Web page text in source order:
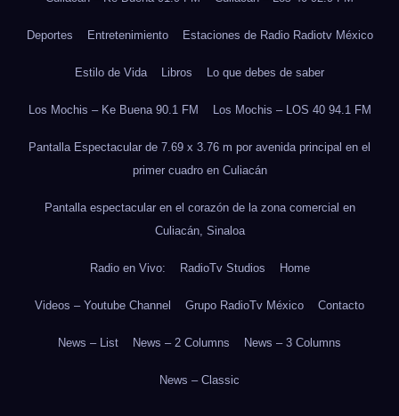
Deportes Entretenimiento Estaciones de Radio Radiotv México
Estilo de Vida Libros Lo que debes de saber
Los Mochis – Ke Buena 90.1 FM Los Mochis – LOS 40 94.1 FM
Pantalla Espectacular de 7.69 x 3.76 m por avenida principal en el
primer cuadro en Culiacán
Pantalla espectacular en el corazón de la zona comercial en
Culiacán, Sinaloa
Radio en Vivo: RadioTv Studios Home
Videos – Youtube Channel Grupo RadioTv México Contacto
News – List News – 2 Columns News – 3 Columns
News – Classic